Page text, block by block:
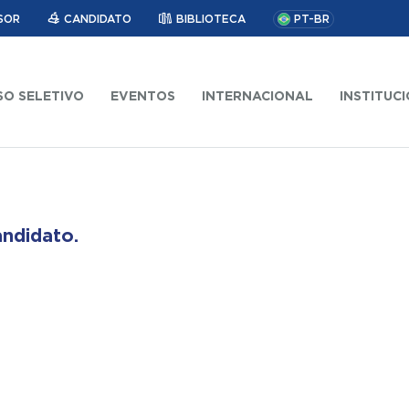
CANDIDATO BIBLIOTECA PT-BR
SELETIVO EVENTOS INTERNACIONAL